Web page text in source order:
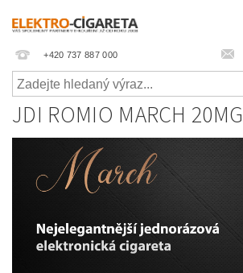
+420 737 887 000
JDI ROMIO MARCH 20MG